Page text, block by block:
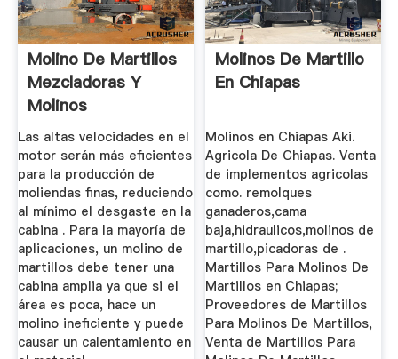
Molino De Martillos
Mezcladoras Y
Molinos
MAQUINOVA
Las altas velocidades en el
motor serán más eficientes
para la producción de
moliendas finas, reduciendo
al mínimo el desgaste en la
cabina . Para la mayoría de
aplicaciones, un molino de
martillos debe tener una
cabina amplia ya que si el
área es poca, hace un
molino ineficiente y puede
causar un calentamiento en
Molinos De Martillo
En Chiapas
Molinos en Chiapas Aki.
Agricola De Chiapas. Venta
de implementos agricolas
como. remolques
ganaderos,cama
baja,hidraulicos,molinos de
martillo,picadoras de .
Martillos Para Molinos De
Martillos en Chiapas;
Proveedores de Martillos
Para Molinos De Martillos,
Venta de Martillos Para